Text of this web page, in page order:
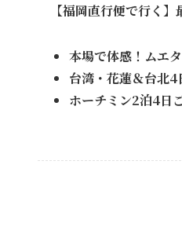
【福岡直行便で行く
本場で体感！ムエ
台湾・花蓮＆台北
ホーチミン2泊4日